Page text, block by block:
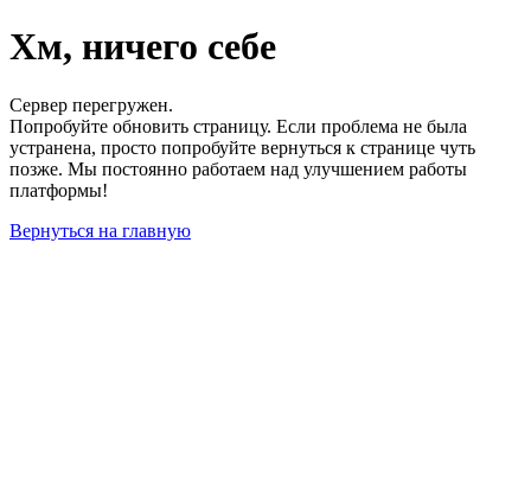
Хм, ничего себе
Сервер перегружен.
Попробуйте обновить страницу. Если проблема не была
устранена, просто попробуйте вернуться к странице чуть
позже. Мы постоянно работаем над улучшением работы
платформы!
Вернуться на главную